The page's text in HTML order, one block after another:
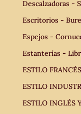
Descalzadoras -
Escritorios -
Espejos -
Estanterías -
ESTILO
ESTILO
ESTILO INGLÉS